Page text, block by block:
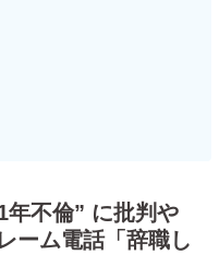
年不倫” に批判や
ーム電話「辞職し